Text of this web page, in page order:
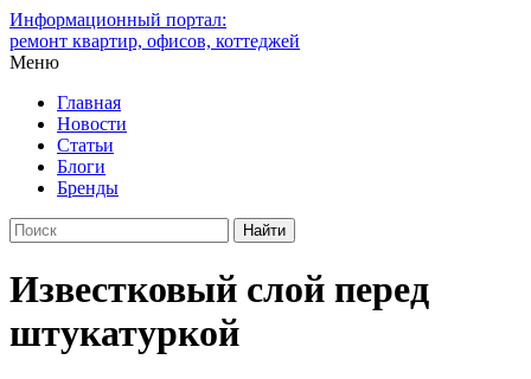
Информационный портал:
ремонт квартир, офисов, коттеджей
Меню
Главная
Новости
Статьи
Блоги
Бренды
Известковый слой перед
штукатуркой